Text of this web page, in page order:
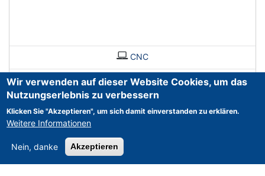
CNC
Wir verwenden auf dieser Website Cookies, um das
Nutzungserlebnis zu verbessern
Klicken Sie "Akzeptieren", um sich damit einverstanden zu erklären.
Weitere Informationen
Nein, danke Akzeptieren